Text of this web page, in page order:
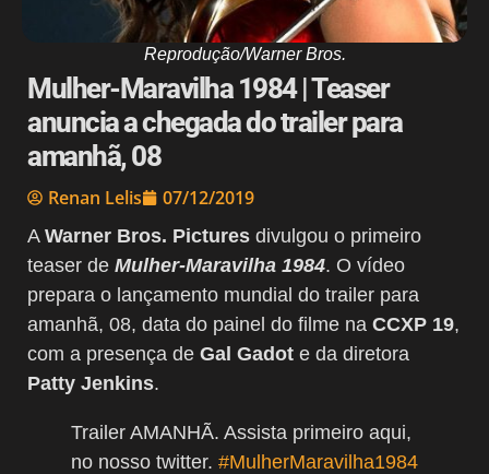
Reprodução/Warner Bros.
Mulher-Maravilha 1984 | Teaser
anuncia a chegada do trailer para
amanhã, 08
Renan Lelis 07/12/2019
A Warner Bros. Pictures divulgou o primeiro
teaser de Mulher-Maravilha 1984. O vídeo
prepara o lançamento mundial do trailer para
amanhã, 08, data do painel do filme na CCXP 19,
com a presença de Gal Gadot e da diretora
Patty Jenkins.
Trailer AMANHÃ. Assista primeiro aqui,
no nosso twitter. #MulherMaravilha1984